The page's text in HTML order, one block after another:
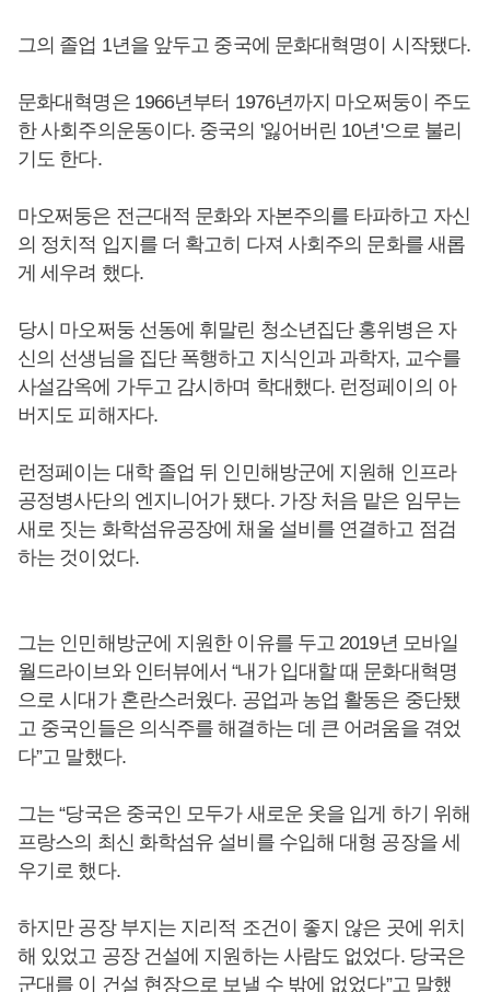
그의 졸업 1년을 앞두고 중국에 문화대혁명이 시작됐다.
문화대혁명은 1966년부터 1976년까지 마오쩌둥이 주도
한 사회주의운동이다. 중국의 '잃어버린 10년'으로 불리
기도 한다.
마오쩌둥은 전근대적 문화와 자본주의를 타파하고 자신
의 정치적 입지를 더 확고히 다져 사회주의 문화를 새롭
게 세우려 했다.
당시 마오쩌둥 선동에 휘말린 청소년집단 홍위병은 자
신의 선생님을 집단 폭행하고 지식인과 과학자, 교수를
사설감옥에 가두고 감시하며 학대했다. 런정페이의 아
버지도 피해자다.
런정페이는 대학 졸업 뒤 인민해방군에 지원해 인프라
공정병사단의 엔지니어가 됐다. 가장 처음 맡은 임무는
새로 짓는 화학섬유공장에 채울 설비를 연결하고 점검
하는 것이었다.
그는 인민해방군에 지원한 이유를 두고 2019년 모바일
월드라이브와 인터뷰에서 “내가 입대할 때 문화대혁명
으로 시대가 혼란스러웠다. 공업과 농업 활동은 중단됐
고 중국인들은 의식주를 해결하는 데 큰 어려움을 겪었
다”고 말했다.
그는 “당국은 중국인 모두가 새로운 옷을 입게 하기 위해
프랑스의 최신 화학섬유 설비를 수입해 대형 공장을 세
우기로 했다.
하지만 공장 부지는 지리적 조건이 좋지 않은 곳에 위치
해 있었고 공장 건설에 지원하는 사람도 없었다. 당국은
군대를 이 건설 현장으로 보낼 수 밖에 없었다”고 말했